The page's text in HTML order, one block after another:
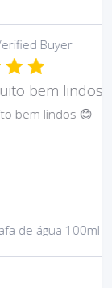
08/06/26